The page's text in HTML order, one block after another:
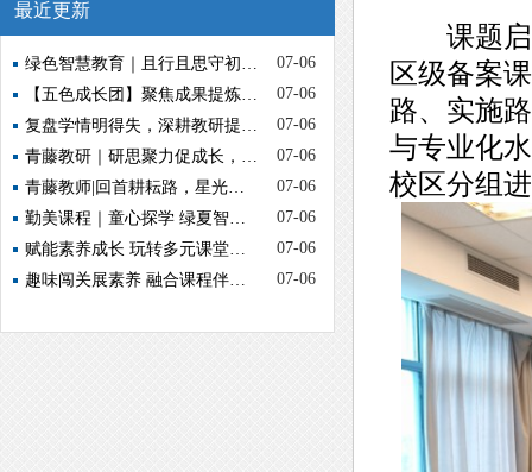
最近更新
绿色智慧教育｜且行且思守初…
07-06
【五色成长团】聚焦成果提炼…
07-06
复盘学情明得失，深耕教研提…
07-06
青藤教研｜研思聚力促成长，…
07-06
青藤教师|回首耕耘路，星光…
07-06
勤美课程｜童心探学 绿夏智…
07-06
赋能素养成长 玩转多元课堂…
07-06
趣味闯关展素养 融合课程伴…
07-06
课题启
区级备案
路、实施
与专业化
校区分组